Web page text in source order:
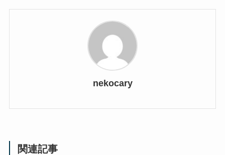
nekocary
関連記事